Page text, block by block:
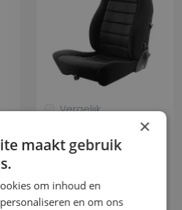
Vergelijk
Traveller 2LVZ stof
SCHEEL
Offerte
0941124
×
maakt gebruik
om inhoud en
en om ons